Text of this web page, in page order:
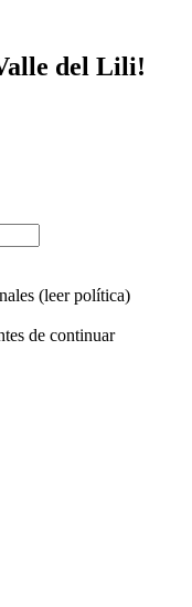
del Lili!
(leer política)
de continuar